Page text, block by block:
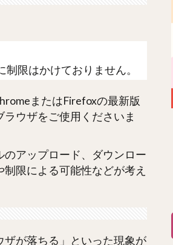
限はかけておりません。
またはFirefoxの最新版
ウザをご使用くださいま
アップロード、ダウンロー
限による可能性などが考え
が落ちる」といった現象が